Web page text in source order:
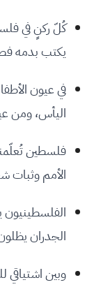
كُلّ ركنٍ في
يكتب بدمه
في عيون
اليأس، ومن
فلسطين
الأمم وثبات
الفلسطينيون
الجدران
وبين اشتياقي